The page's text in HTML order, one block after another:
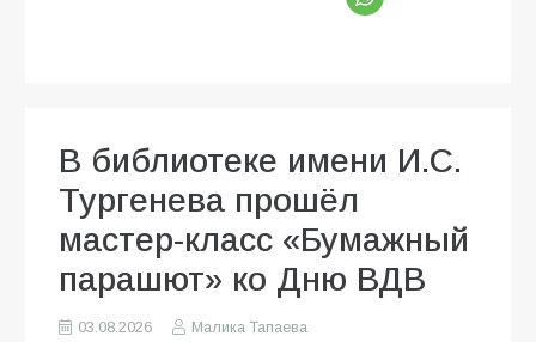
В библиотеке имени И.С.
Тургенева прошёл
мастер-класс «Бумажный
парашют» ко Дню ВДВ
03.08.2026
Малика Тапаева